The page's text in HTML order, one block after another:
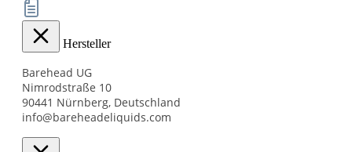
Hersteller
Barehead UG
Nimrodstraße 10
90441 Nürnberg, Deutschland
info@bareheadeliquids.com